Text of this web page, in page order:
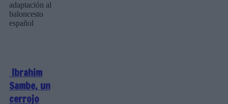
adaptación al
baloncesto
español
Ibrahim
Sambe, un
cerrojo